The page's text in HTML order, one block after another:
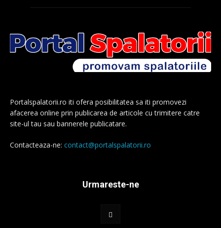
Portalspalatorii.ro iti ofera posibilitatea sa iti promovezi
afacerea online prin publicarea de articole cu trimitere catre
site-ul tau sau bannerele publicatare.
Contacteaza-ne: contact@portalspalatorii.ro
Urmareste-ne